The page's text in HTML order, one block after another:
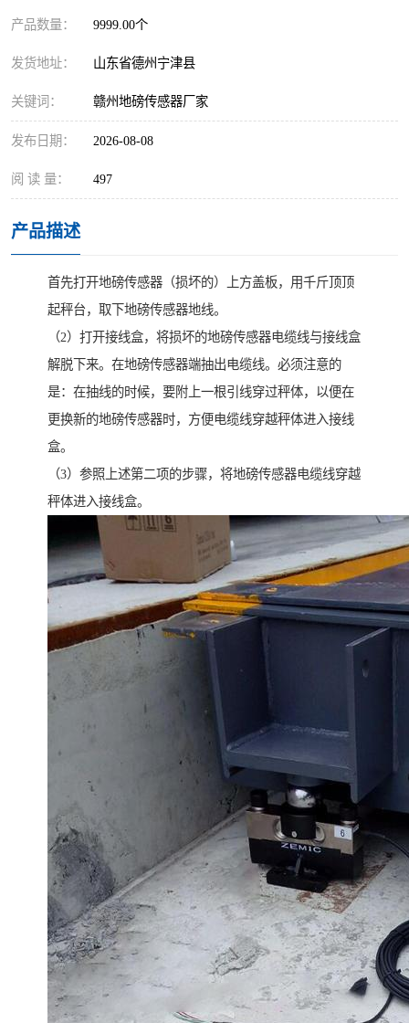
产品数量： 9999.00个
发货地址： 山东省德州宁津县
关键词： 赣州地磅传感器厂家
发布日期： 2026-08-08
阅 读 量： 497
产品描述
首先打开地磅传感器（损坏的）上方盖板，用千斤顶顶
起秤台，取下地磅传感器地线。
（2）打开接线盒，将损坏的地磅传感器电缆线与接线盒
解脱下来。在地磅传感器端抽出电缆线。必须注意的
是：在抽线的时候，要附上一根引线穿过秤体，以便在
更换新的地磅传感器时，方便电缆线穿越秤体进入接线
盒。
（3）参照上述第二项的步骤，将地磅传感器电缆线穿越
秤体进入接线盒。